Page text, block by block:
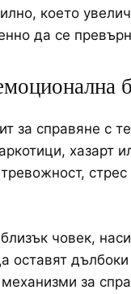
което
да се
за справяне с
хазарт
човек,
оставят дълбоки
за